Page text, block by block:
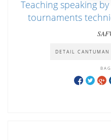
Teaching speaking
tournaments
study for the second
DETAIL CANTUMAN